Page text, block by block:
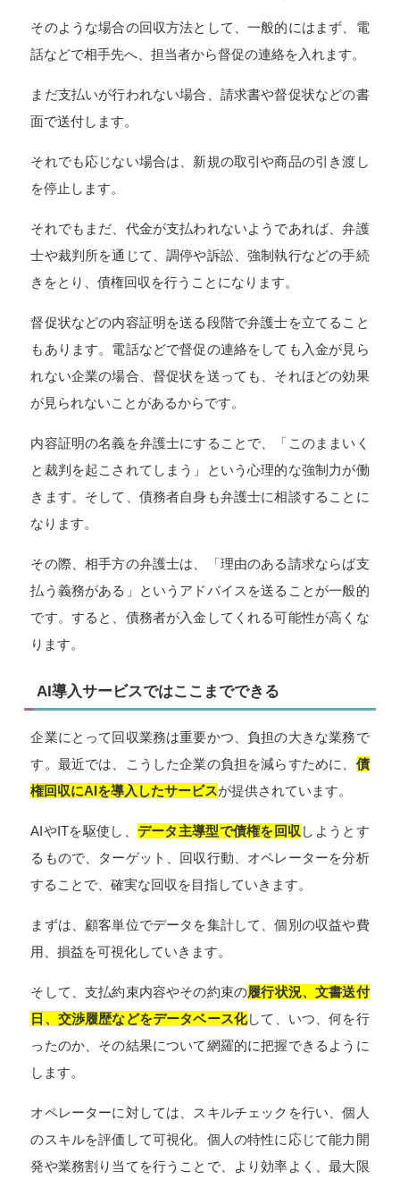
そのような場合の回収方法として、一般的にはまず、電
話などで相手先へ、担当者から督促の連絡を入れます。
まだ支払いが行われない場合、請求書や督促状などの書
面で送付します。
それでも応じない場合は、新規の取引や商品の引き渡し
を停止します。
それでもまだ、代金が支払われないようであれば、弁護
士や裁判所を通じて、調停や訴訟、強制執行などの手続
きをとり、債権回収を行うことになります。
督促状などの内容証明を送る段階で弁護士を立てること
もあります。電話などで督促の連絡をしても入金が見ら
れない企業の場合、督促状を送っても、それほどの効果
が見られないことがあるからです。
内容証明の名義を弁護士にすることで、「このままいく
と裁判を起こされてしまう」という心理的な強制力が働
きます。そして、債務者自身も弁護士に相談することに
なります。
その際、相手方の弁護士は、「理由のある請求ならば支
払う義務がある」というアドバイスを送ることが一般的
です。すると、債務者が入金してくれる可能性が高くな
ります。
AI導入サービスではここまでできる
企業にとって回収業務は重要かつ、負担の大きな業務で
す。最近では、こうした企業の負担を減らすために、 債
権回収にAIを導入したサービスが提供されています。
AIやITを駆使し、 データ主導型で債権を回収 しようとす
るもので、ターゲット、回収行動、オペレーターを分析
することで、確実な回収を目指していきます。
まずは、顧客単位でデータを集計して、個別の収益や費
用、損益を可視化していきます。
そして、支払約束内容やその約束の履行状況、文書送付
日、交渉履歴などをデータベース化して、いつ、何を行
ったのか、その結果について網羅的に把握できるように
します。
オペレーターに対しては、スキルチェックを行い、個人
のスキルを評価して可視化。個人の特性に応じて能力開
発や業務割り当てを行うことで、より効率よく、最大限